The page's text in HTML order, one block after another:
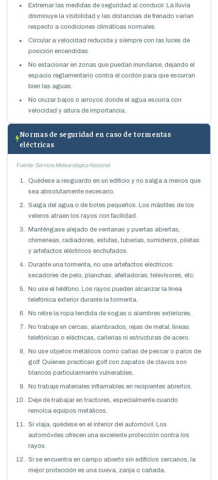
Extremar las medidas de seguridad al conducir. La lluvia
disminuye la visibilidad y las distancias de frenado varían
respecto a condiciones climáticas normales.
Circular a velocidad reducida y siempre con las luces de
posición encendidas.
No estacionar en zonas que puedan inundarse, dejando el
espacio reglamentario contra el cordón para que escurran
bien las aguas.
No cruzar bajos o arroyos donde el agua escurra con
velocidad y altura de importancia.
Normas de seguridad en caso de tormentas
eléctricas
Fuente: Servicio Meteorológico Nacional
Quédese a resguardo en un edificio y no salga a menos que
sea absolutamente necesario.
Salga del agua o de botes pequeños. Los mástiles de los
veleros atraen los rayos con facilidad.
Manténgase alejado de ventanas y puertas abiertas,
chimeneas, radiadores, estufas, tuberías, sumideros, piletas
y artefactos eléctricos enchufados.
Durante una tormenta, no use artefactos eléctricos:
secadores de pelo, planchas, afeitadoras, televisores, etc.
No use el teléfono. Los rayos pueden alcanzar la línea
telefónica exterior durante la tormenta.
No retire la ropa tendida de sogas o alambres exteriores.
No trabaje en cercas, alambrados, rejas de metal, líneas
telefónicas o eléctricas, cañerías ni estructuras de acero.
No use objetos metálicos como cañas de pescar o palos de
golf. Quienes practican golf con zapatos de clavos son
blancos particularmente vulnerables.
No trabaje materiales inflamables en recipientes abiertos.
Deje de trabajar en tractores, especialmente cuando
remolca equipos metálicos.
Si viaja, quédese en el interior del automóvil. Los
automóviles ofrecen una excelente protección contra los
rayos.
Si se encuentra en campo abierto sin edificios cercanos, la
mejor protección es una cueva, zanja o cañada.